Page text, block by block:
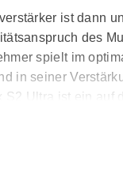
ist dann
des
spielt im
in seiner
S2 Ultra ist ein auf